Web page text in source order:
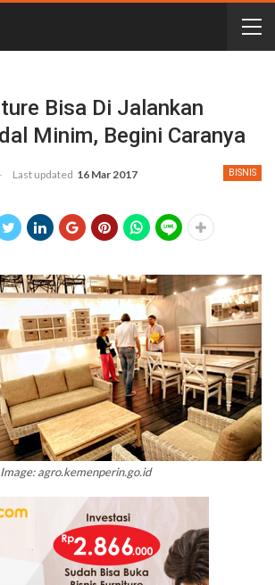
Bisa Di Jalankan
Minim, Begini Caranya
BISNIS
Last updated 16 Mar 2017
Image: agro.kemenperin.go.id